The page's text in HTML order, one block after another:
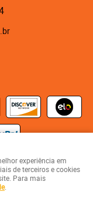
Rio de Janeiro-RJ
LTDA
experiência em
de terceiros e cookies
Para mais
.